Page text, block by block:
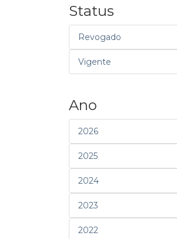
Status
Revogado
Vigente
Ano
2026
2025
2024
2023
2022